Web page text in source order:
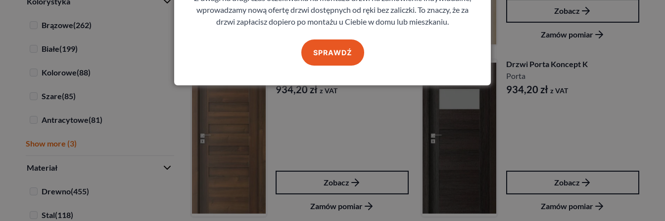
Brązowe(262)
Białe(199)
Kolorowe(88)
Szare(85)
Antracytowe(81)
Show more (3)
Materiał
Drewno(455)
Stal(118)
Zobacz Zobacz
Zamów pomiar
Drzwi Porta Koncept H i K
934,20zł z VAT
Zobacz
Zamów pomiar
Drzwi Porta Koncept K
Porta
934,20 zł z VAT
Zobacz
Zamów pomiar
wprowadzamy nową ofertę drzwi dostępnych od ręki bez zaliczki. To znaczy, że za
drzwi zapłacisz dopiero po montażu u Ciebie w domu lub mieszkaniu.
SPRAWDŹ